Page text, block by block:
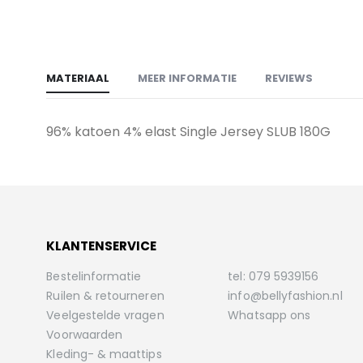
afbeeldingen-
gallerij
MATERIAAL
96% katoen 4% elast Single Jersey SLUB 180G
MEER INFORMATIE REVIEWS
KLANTENSERVICE
Bestelinformatie
Ruilen & retourneren
Veelgestelde vragen
Voorwaarden
Kleding- & maattips
tel: 079 5939156
info@bellyfashion.nl
Whatsapp ons